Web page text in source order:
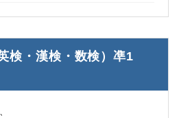
検・漢検・数検）凖1